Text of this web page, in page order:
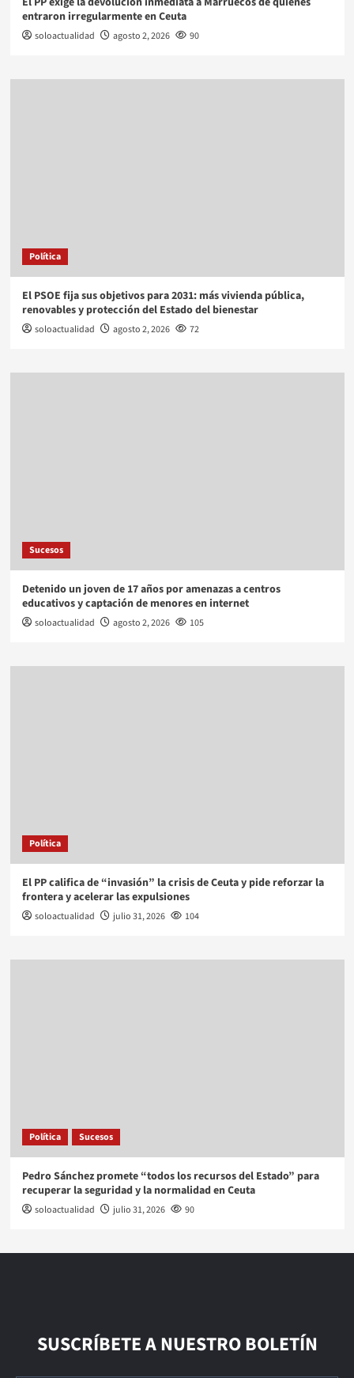
entraron irregularmente en Ceuta
soloactualidad agosto 2, 2026 90
Política
El PSOE fija sus objetivos para 2031: más vivienda pública,
renovables y protección del Estado del bienestar
soloactualidad agosto 2, 2026 72
Sucesos
Detenido un joven de 17 años por amenazas a centros
educativos y captación de menores en internet
soloactualidad agosto 2, 2026 105
Política
El PP califica de “invasión” la crisis de Ceuta y pide reforzar la
frontera y acelerar las expulsiones
soloactualidad julio 31, 2026 104
Política Sucesos
Pedro Sánchez promete “todos los recursos del Estado” para
recuperar la seguridad y la normalidad en Ceuta
soloactualidad julio 31, 2026 90
SUSCRÍBETE A NUESTRO BOLETÍN